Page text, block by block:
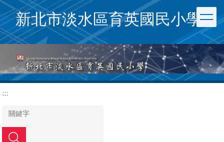
跳
到
主
要
區
新北市淡水區育英國民小學
:::
搜尋